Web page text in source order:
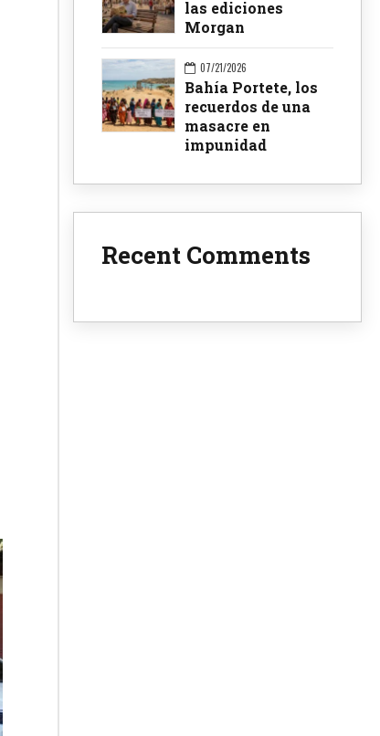
las ediciones
Morgan
07/21/2026
Bahía Portete, los
recuerdos de una
masacre en
impunidad
Recent Comments